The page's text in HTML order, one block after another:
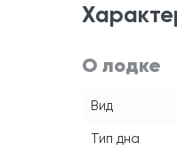
О лодке
Вид
Тип дна